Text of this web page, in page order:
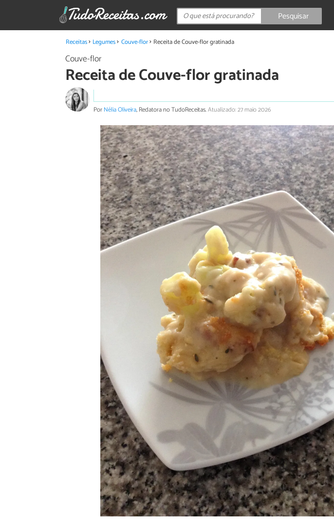
Pesquisar
Receitas Legumes Couve-flor Receita de Couve-flor gratinada
Couve-flor
Receita de Couve-flor gratinada
PorNélia Oliveira, Redatora no TudoReceitas.Atualizado: 27 maio 2026